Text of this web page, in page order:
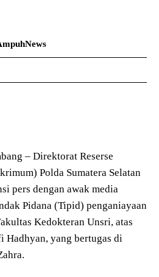
– Direktorat Reserse
Polda Sumatera Selatan
pers dengan awak media
Pidana (Tipid) penganiayaan
Kedokteran Unsri, atas
Hadhyan, yang bertugas di